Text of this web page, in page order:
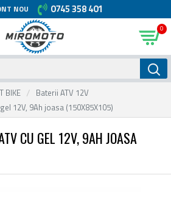
NOU 0745 358 401
0
BIKE
Baterii ATV 12V
12V, 9Ah joasa (150X85X105)
CU GEL 12V, 9AH JOASA